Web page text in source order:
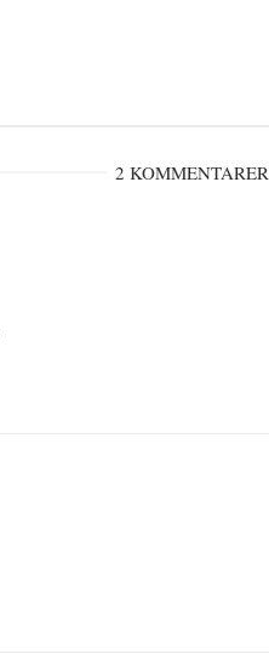
2 KOMMENTARER